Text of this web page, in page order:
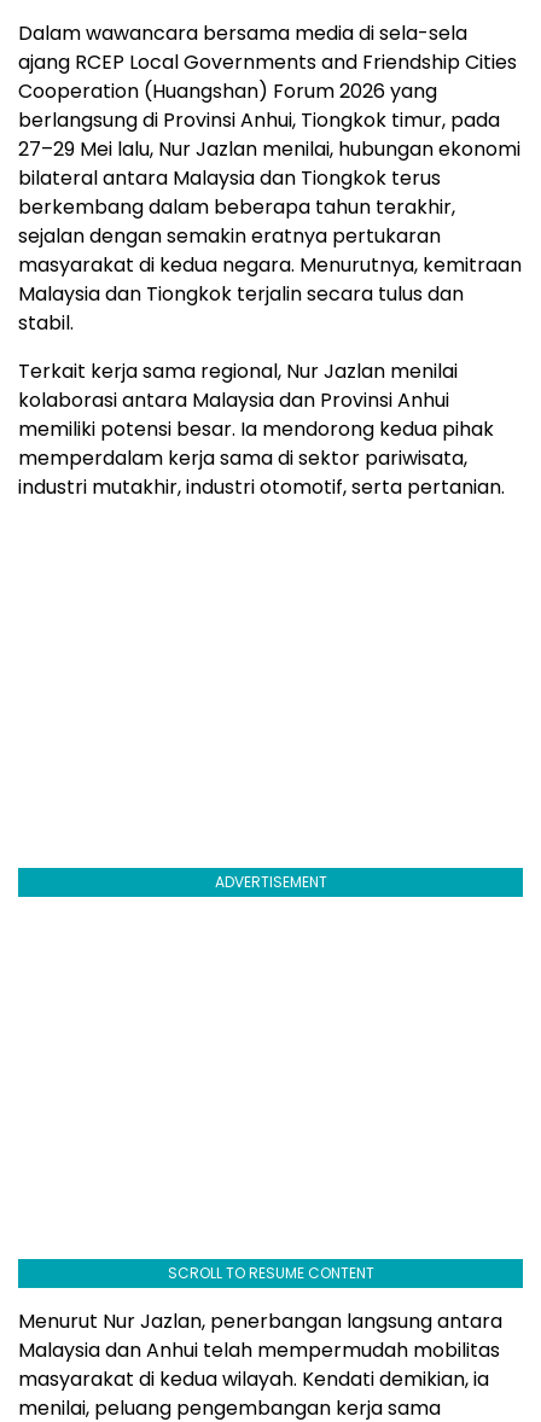
Dalam wawancara bersama media di sela-sela
ajang RCEP Local Governments and Friendship Cities
Cooperation (Huangshan) Forum 2026 yang
berlangsung di Provinsi Anhui, Tiongkok timur, pada
27–29 Mei lalu, Nur Jazlan menilai, hubungan ekonomi
bilateral antara Malaysia dan Tiongkok terus
berkembang dalam beberapa tahun terakhir,
sejalan dengan semakin eratnya pertukaran
masyarakat di kedua negara. Menurutnya, kemitraan
Malaysia dan Tiongkok terjalin secara tulus dan
stabil.
Terkait kerja sama regional, Nur Jazlan menilai
kolaborasi antara Malaysia dan Provinsi Anhui
memiliki potensi besar. Ia mendorong kedua pihak
memperdalam kerja sama di sektor pariwisata,
industri mutakhir, industri otomotif, serta pertanian.
ADVERTISEMENT
SCROLL TO RESUME CONTENT
Menurut Nur Jazlan, penerbangan langsung antara
Malaysia dan Anhui telah mempermudah mobilitas
masyarakat di kedua wilayah. Kendati demikian, ia
menilai, peluang pengembangan kerja sama